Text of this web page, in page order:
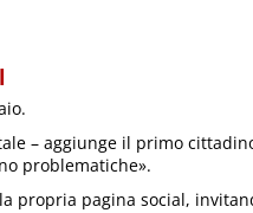
– aggiunge il primo
problematiche».
propria pagina social,